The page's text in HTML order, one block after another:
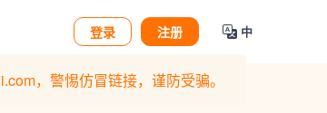
登录 注册 中
，警惕仿冒链接，谨防受骗。